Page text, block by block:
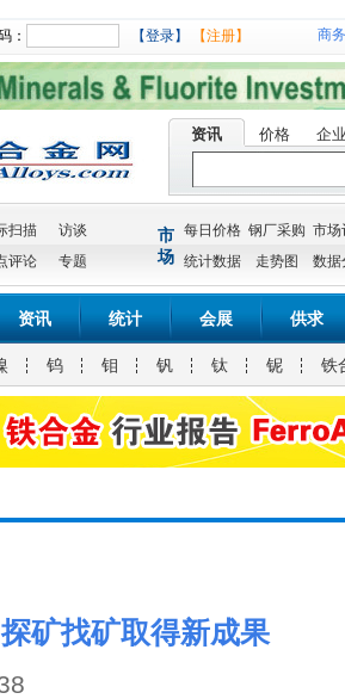
： 【登录】 【注册】 商
资讯 价格 企
扫描
访谈
评论 专题
市
场
每日价格 钢厂采购 市场
统计数据
走势图 数据
资讯 统计 会展 供求
钨 钼 钒 钛 铌 铁
矿找矿取得新成果